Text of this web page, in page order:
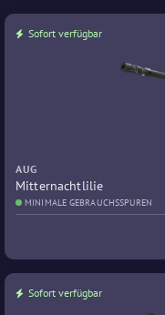
Sofort verfügbar
AUG
Mitternachtlilie
MINIMALE GEBRAUCHSSPUREN
Sofort verfügbar